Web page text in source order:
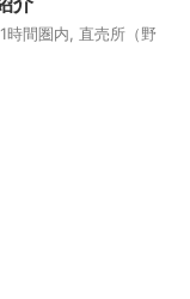
時間圏内
直売所（野